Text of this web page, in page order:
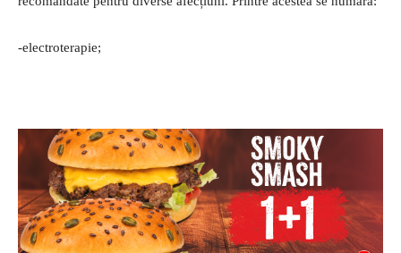
-electroterapie;